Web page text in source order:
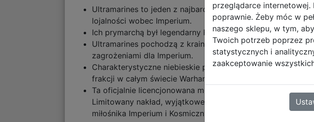
Ultramarines to jeden z najbardziej znanych i wpływowych
lojalności wobec Imperium.
Ich prymarchą był legendarny Roboute Guilliman, autor
Ultramarines pochodzą z krainy Ultramar i od tysięcy lat
zagrożeniami dla Imperium.
Charakterystyczne niebieskie pancerze i symbol litery „U”
frakcji w całym świecie Warhammera 40,000.
Ta oficjalnie licencjonowana moneta kolekcjonerska
Limitowany nakład, wyjątkowe wykonanie oraz
miłośnika Imperium i Kosmicznych Marines.
przeglądarce internetowej.
poprawnie. Żeby móc w
naszego sklepu, w tym,
Twoich potrzeb poprzez
statystycznych i
zaakceptowanie